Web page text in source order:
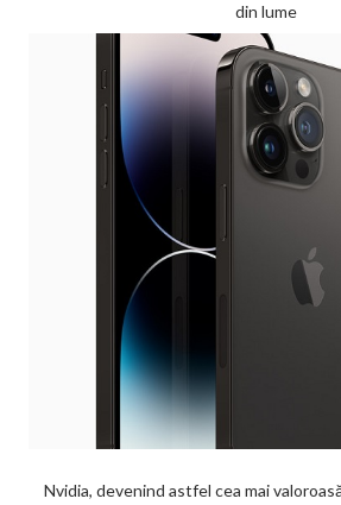
din lume
Nvidia, devenind astfel cea mai